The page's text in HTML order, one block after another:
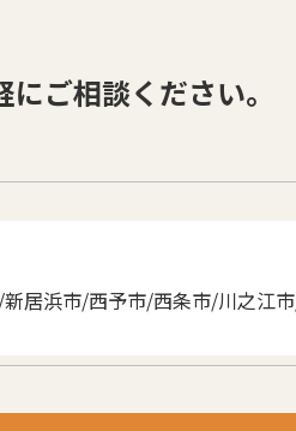
ご相談ください。
居浜市/西予市/西条市/川之江